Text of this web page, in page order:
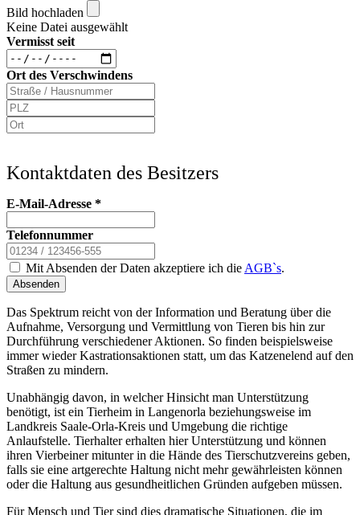
Bild hochladen
Keine Datei ausgewählt
Vermisst seit
Ort des Verschwindens
Kontaktdaten des Besitzers
E-Mail-Adresse *
Telefonnummer
Mit Absenden der Daten akzeptiere ich die AGB`s.
Absenden
Das Spektrum reicht von der Information und Beratung über die
Aufnahme, Versorgung und Vermittlung von Tieren bis hin zur
Durchführung verschiedener Aktionen. So finden beispielsweise
immer wieder Kastrationsaktionen statt, um das Katzenelend auf den
Straßen zu mindern.
Unabhängig davon, in welcher Hinsicht man Unterstützung
benötigt, ist ein Tierheim in Langenorla beziehungsweise im
Landkreis Saale-Orla-Kreis und Umgebung die richtige
Anlaufstelle. Tierhalter erhalten hier Unterstützung und können
ihren Vierbeiner mitunter in die Hände des Tierschutzvereins geben,
falls sie eine artgerechte Haltung nicht mehr gewährleisten können
oder die Haltung aus gesundheitlichen Gründen aufgeben müssen.
Für Mensch und Tier sind dies dramatische Situationen, die im